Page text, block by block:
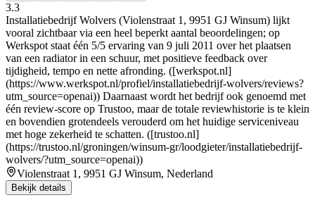
3.3
Installatiebedrijf Wolvers (Violenstraat 1, 9951 GJ Winsum) lijkt
vooral zichtbaar via een heel beperkt aantal beoordelingen; op
Werkspot staat één 5/5 ervaring van 9 juli 2011 over het plaatsen
van een radiator in een schuur, met positieve feedback over
tijdigheid, tempo en nette afronding. ([werkspot.nl]
(https://www.werkspot.nl/profiel/installatiebedrijf-wolvers/reviews?
utm_source=openai)) Daarnaast wordt het bedrijf ook genoemd met
één review-score op Trustoo, maar de totale reviewhistorie is te klein
en bovendien grotendeels verouderd om het huidige serviceniveau
met hoge zekerheid te schatten. ([trustoo.nl]
(https://trustoo.nl/groningen/winsum-gr/loodgieter/installatiebedrijf-
wolvers/?utm_source=openai))
Violenstraat 1, 9951 GJ Winsum, Nederland
Bekijk details